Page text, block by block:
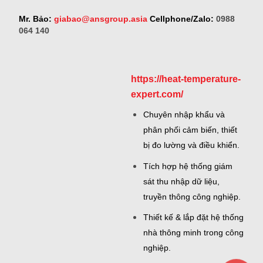
Mr. Bảo: giabao@ansgroup.asiaCellphone/Zalo: 0988
064 140
https://heat-temperature-
expert.com/
Chuyên nhập khẩu và
phân phối cảm biến, thiết
bị đo lường và điều khiển.
Tích hợp hệ thống giám
sát thu nhập dữ liệu,
truyền thông công nghiệp.
Thiết kế & lắp đặt hệ thống
nhà thông minh trong công
nghiệp.